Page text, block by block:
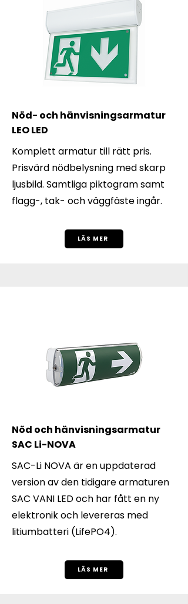
Nöd- och hänvisningsarmatur
LEO LED
Komplett armatur till rätt pris.
Prisvärd nödbelysning med skarp
ljusbild. Samtliga piktogram samt
flagg-, tak- och väggfäste ingår.
LÄS MER
Nöd och hänvisningsarmatur
SAC Li-NOVA
SAC-Li NOVA är en uppdaterad
version av den tidigare armaturen
SAC VANI LED och har fått en ny
elektronik och levereras med
litiumbatteri (LifePO4).
LÄS MER